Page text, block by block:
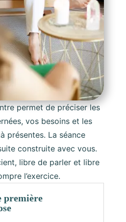
permet de préciser les
vos besoins et les
présentes. La séance
construite avec vous.
libre de parler et libre
l’exercice.
première